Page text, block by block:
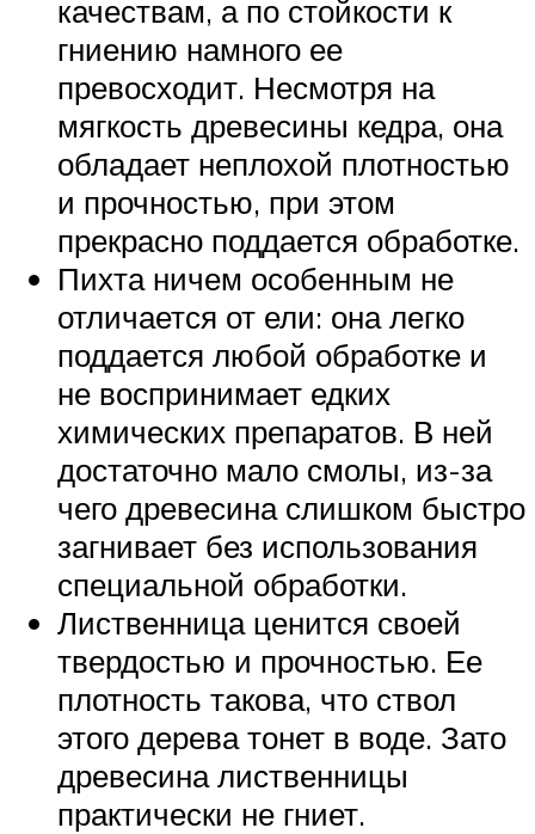
качествам, а по стойкости к
гниению намного ее
превосходит. Несмотря на
мягкость древесины кедра, она
обладает неплохой плотностью
и прочностью, при этом
прекрасно поддается обработке.
Пихта ничем особенным не
отличается от ели: она легко
поддается любой обработке и
не воспринимает едких
химических препаратов. В ней
достаточно мало смолы, из-за
чего древесина слишком быстро
загнивает без использования
специальной обработки.
Лиственница ценится своей
твердостью и прочностью. Ее
плотность такова, что ствол
этого дерева тонет в воде. Зато
древесина лиственницы
практически не гниет.